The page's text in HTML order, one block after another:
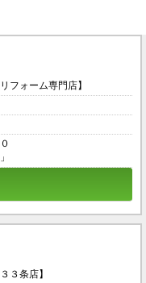
フォーム専門店】
３条店】